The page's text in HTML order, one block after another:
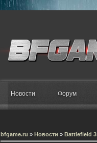
Новости Форум
bfgame.ru » Новости » Battlefield 3